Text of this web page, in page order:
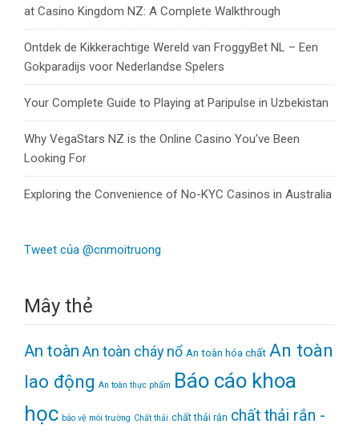
at Casino Kingdom NZ: A Complete Walkthrough
Ontdek de Kikkerachtige Wereld van FroggyBet NL – Een
Gokparadijs voor Nederlandse Spelers
Your Complete Guide to Playing at Paripulse in Uzbekistan
Why VegaStars NZ is the Online Casino You’ve Been
Looking For
Exploring the Convenience of No-KYC Casinos in Australia
Tweet của @cnmoitruong
Mây thẻ
An toàn An toàn cháy nổ An toàn hóa chất An toàn
lao động An toàn thực phẩm Báo cáo khoa
học bảo vệ môi trường Chất thải chất thải rắn chất thải rắn -